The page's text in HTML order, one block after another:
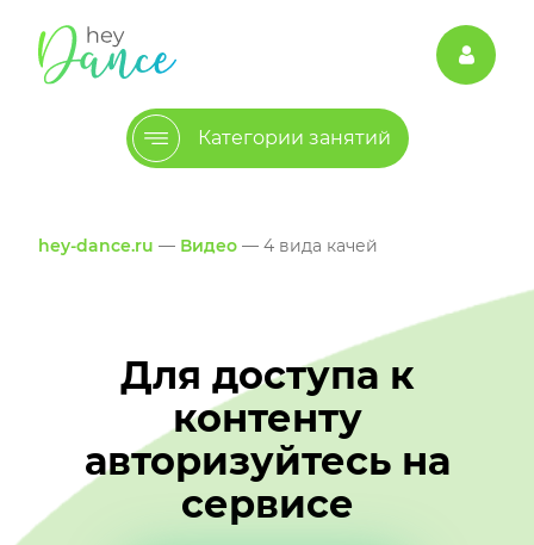
Категории занятий
hey-dance.ru — Видео — 4 вида качей
Для доступа к
контенту
авторизуйтесь на
сервисе